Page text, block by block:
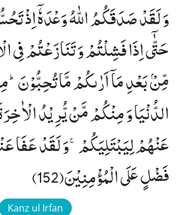
وَ لَقَدْ صَدَقَكُمُ اللّٰهُ وَعْدَهٗۤ اِذْ
حَتّٰۤى اِذَا فَشِلْتُمْ وَ تَنَازَعْتُمْ
مِّنْۢ بَعْدِ مَاۤ اَرٰىكُمْ مَّا
الدُّنْیَا وَ مِنْكُمْ مَّنْ یُّرِیْدُ
عَنْهُمْ لِیَبْتَلِیَكُمْۚ-وَ لَقَدْ عَفَا
فَضْلٍ عَلَى الْمُؤْمِنِیْنَ(152)
Kanz ul Irfan